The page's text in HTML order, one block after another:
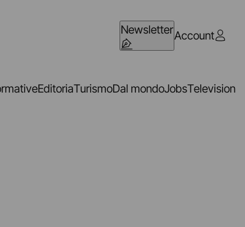
NewsletterAccount
EditoriaTurismoDal mondoJobsTelevision